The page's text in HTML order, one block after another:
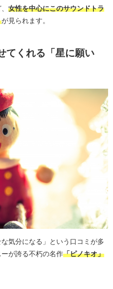
女性を中心にこのサウンドトラ
が見られます。
てくれる「星に願い
気分になる」という口コミが多
が誇る不朽の名作「ピノキオ」